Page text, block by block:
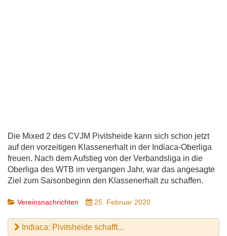
Die Mixed 2 des CVJM Pivitsheide kann sich schon jetzt
auf den vorzeitigen Klassenerhalt in der Indiaca-Oberliga
freuen. Nach dem Aufstieg von der Verbandsliga in die
Oberliga des WTB im vergangen Jahr, war das angesagte
Ziel zum Saisonbeginn den Klassenerhalt zu schaffen.
Vereinsnachrichten 25. Februar 2020
Indiaca: Pivitsheide schafft...